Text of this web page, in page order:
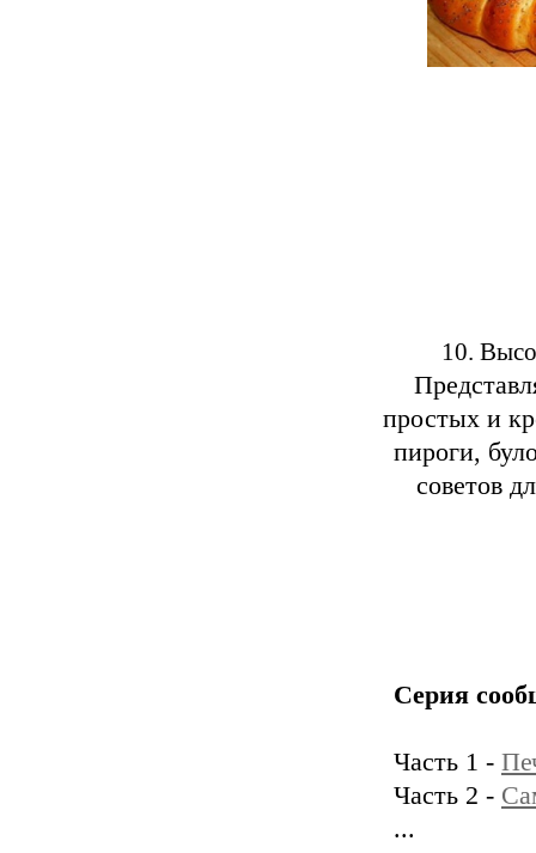
10.
простых и
пироги,
советов
Серия
Часть 1 -
Часть 2 -
...